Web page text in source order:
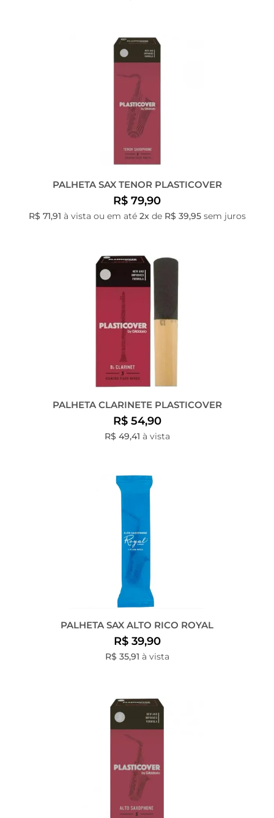
PALHETA SAX TENOR PLASTICOVER
R$ 79,90
R$ 71,91 à vista ou em até 2xde R$ 39,95sem juros
PALHETA CLARINETE PLASTICOVER
R$ 54,90
R$ 49,41 à vista
PALHETA SAX ALTO RICO ROYAL
R$ 39,90
R$ 35,91 à vista